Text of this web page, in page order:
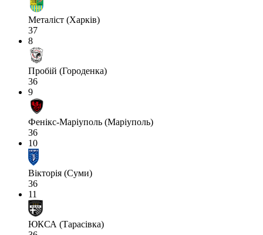
Металіст (Харків)
37
8
Пробій (Городенка)
36
9
Фенікс-Маріуполь (Маріуполь)
36
10
Вікторія (Суми)
36
11
ЮКСА (Тарасівка)